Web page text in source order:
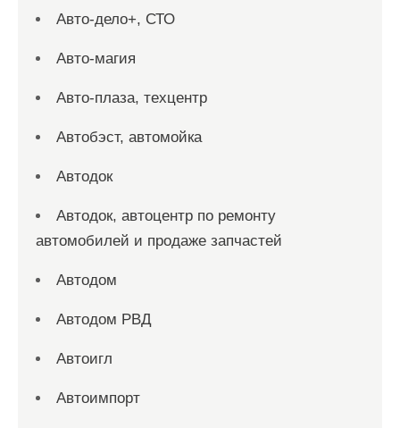
Авто-дело+, СТО
Авто-магия
Авто-плаза, техцентр
Автобэст, автомойка
Автодок
Автодок, автоцентр по ремонту
автомобилей и продаже запчастей
Автодом
Автодом РВД
Автоигл
Автоимпорт